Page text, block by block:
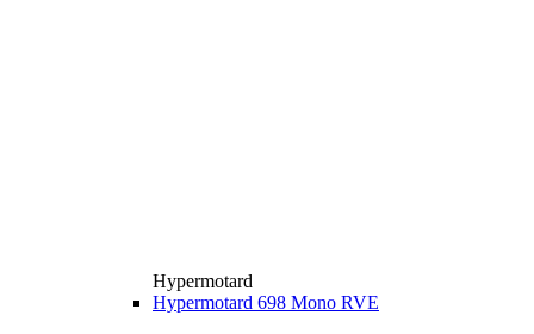
Hypermotard
Hypermotard 698 Mono RVE